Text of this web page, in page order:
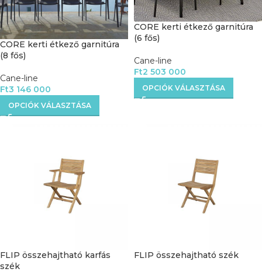
CORE kerti étkező garnitúra
(8 fős)
Cane-line
Ft3 146 000
OPCIÓK VÁLASZTÁSA
CORE kerti étkező garnitúra
(6 fős)
Cane-line
Ft2 503 000
OPCIÓK VÁLASZTÁSA
FLIP összehajtható karfás
szék
FLIP összehajtható szék